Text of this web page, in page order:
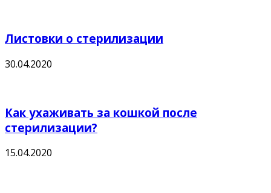
Листовки о стерилизации
30.04.2020
Как ухаживать за кошкой после
стерилизации?
15.04.2020